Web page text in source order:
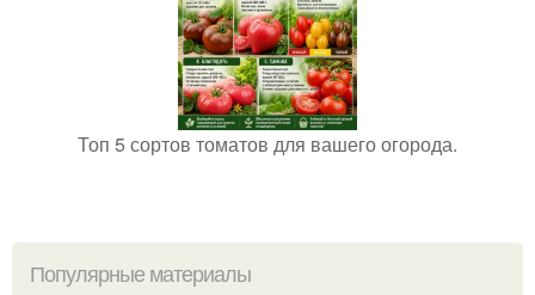
Топ 5 сортов томатов для вашего огорода.
Популярные материалы